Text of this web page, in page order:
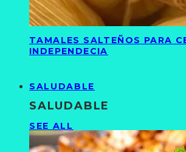
TAMALES SALTEÑOS PARA
INDEPENDECIA
SALUDABLE
SALUDABLE
SEE ALL